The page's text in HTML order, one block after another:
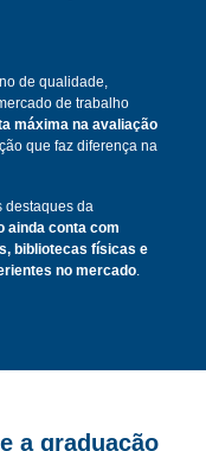
de qualidade,
de trabalho
máxima na avaliação
que faz diferença na
destaques da
ainda conta com
bibliotecas físicas e
no mercado.
a graduação